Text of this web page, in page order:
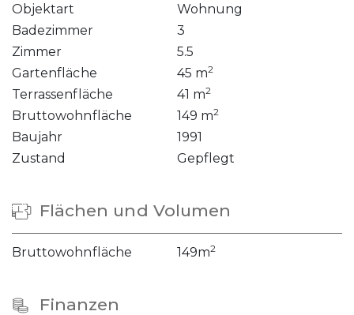
Objektart
Wohnung
Badezimmer
3
Zimmer
5.5
Gartenfläche
45 m2
Terrassenfläche 41 m2
Bruttowohnfläche 149 m2
Baujahr
1991
Zustand
Gepflegt
Flächen und Volumen
Bruttowohnfläche 149m2
Finanzen